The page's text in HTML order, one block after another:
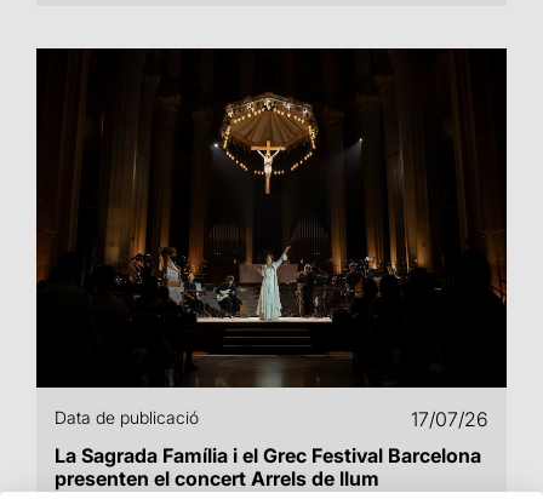
Data de publicació
17/07/26
La Sagrada Família i el Grec Festival Barcelona
presenten el concert Arrels de llum